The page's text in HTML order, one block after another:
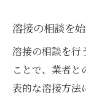
安心
景
溶接
松伏
溶接の相談を
溶接の相談を行
ことで、業者と
表的な溶接方